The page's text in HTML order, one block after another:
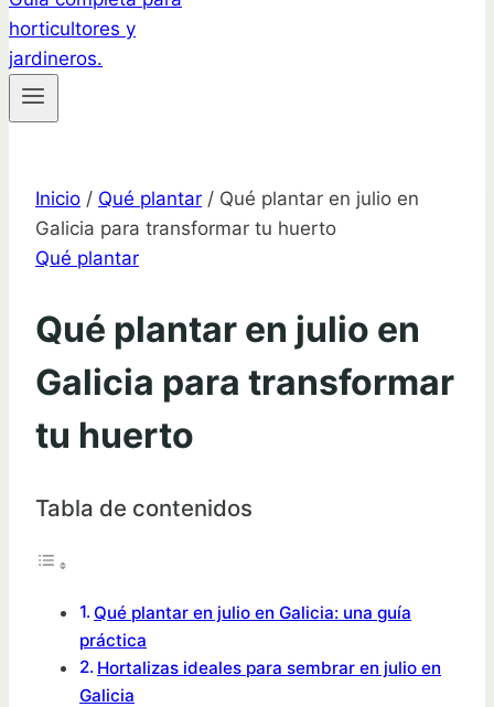
Inicio / Qué plantar / Qué plantar en julio en
Galicia para transformar tu huerto
Qué plantar
Qué plantar en julio en
Galicia para transformar
tu huerto
Tabla de contenidos
Qué plantar en julio en Galicia: una guía
práctica
Hortalizas ideales para sembrar en julio en
Galicia